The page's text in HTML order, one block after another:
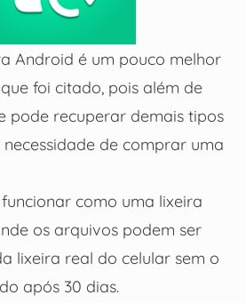
Android é um pouco melhor
foi citado, pois além de
pode recuperar demais tipos
de comprar uma
como uma lixeira
os arquivos podem ser
lixeira real do celular sem o
após 30 dias.